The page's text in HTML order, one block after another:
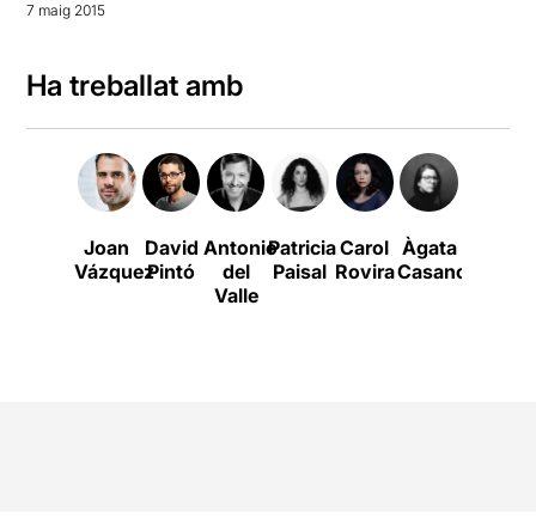
7 maig 2015
Ha treballat amb
Joan
Vázquez
David
Pintó
Antonio
del
Valle
Patricia
Paisal
Carol
Rovira
Àgata
Casanovas